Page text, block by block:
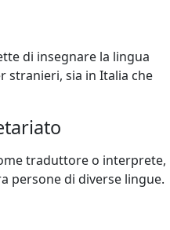
di insegnare la lingua
stranieri, sia in Italia che
traduttore o interprete,
persone di diverse lingue.